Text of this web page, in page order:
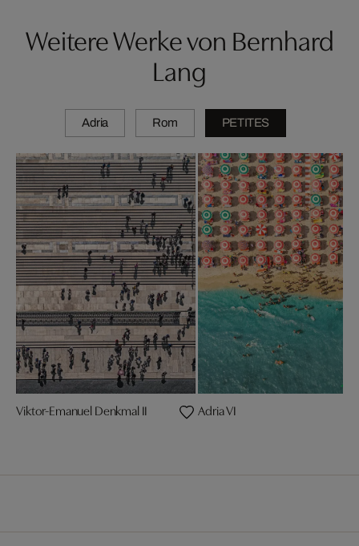
Weitere Werke von Bernhard
Lang
Adria Rom PETITES
Viktor-Emanuel Denkmal II Adria VI